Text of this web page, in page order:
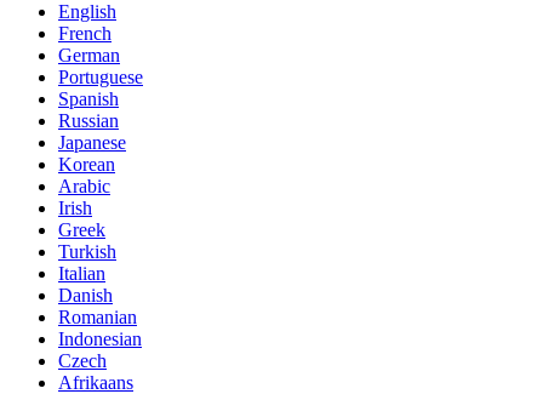
English
French
German
Portuguese
Spanish
Russian
Japanese
Korean
Arabic
Irish
Greek
Turkish
Italian
Danish
Romanian
Indonesian
Czech
Afrikaans